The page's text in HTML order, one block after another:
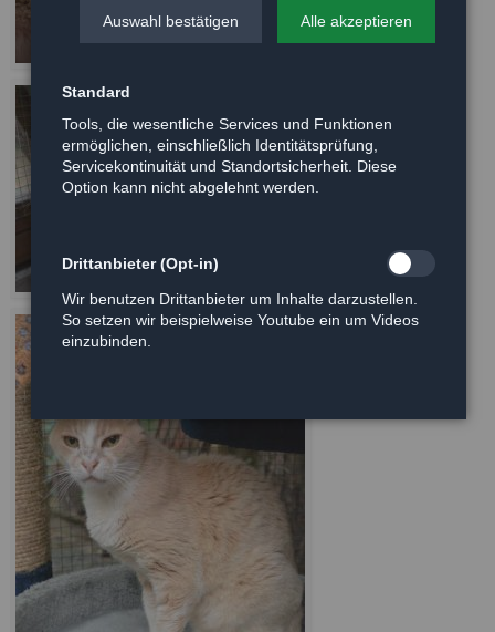
Auswahl bestätigen Alle akzeptieren
Standard
Tools, die wesentliche Services und Funktionen
ermöglichen, einschließlich Identitätsprüfung,
Servicekontinuität und Standortsicherheit. Diese
Option kann nicht abgelehnt werden.
Drittanbieter (Opt-in)
Wir benutzen Drittanbieter um Inhalte darzustellen.
So setzen wir beispielweise Youtube ein um Videos
einzubinden.